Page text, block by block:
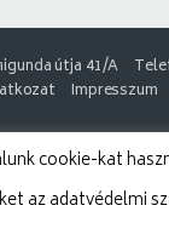
útja 41/A
Impresszum
cookie-kat
az adatvédelmi